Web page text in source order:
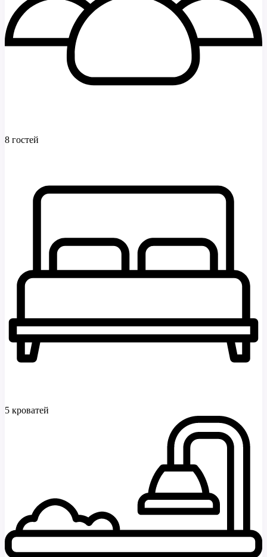
8 гостей
5 кроватей